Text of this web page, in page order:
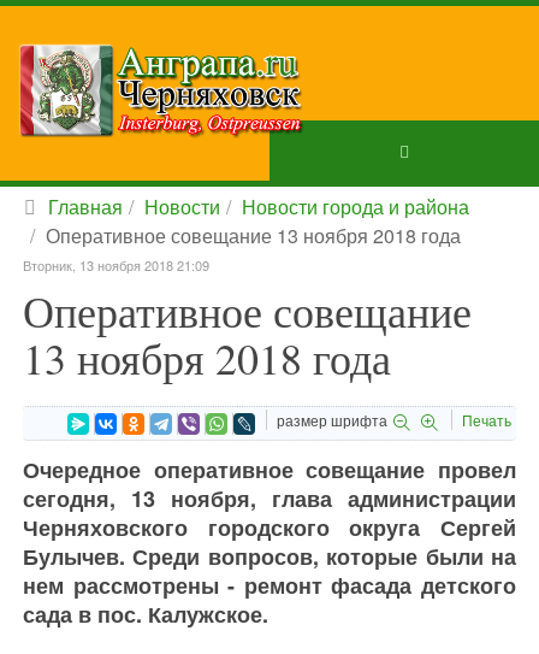
Главная Новости
Новости города и района
Оперативное совещание 13 ноября 2018 года
Вторник, 13 ноября 2018 21:09
Оперативное совещание
13 ноября 2018 года
размер шрифта Печать
Очередное оперативное совещание провел
сегодня, 13 ноября, глава администрации
Черняховского городского округа Сергей
Булычев. Среди вопросов, которые были на
нем рассмотрены - ремонт фасада детского
сада в пос. Калужское.